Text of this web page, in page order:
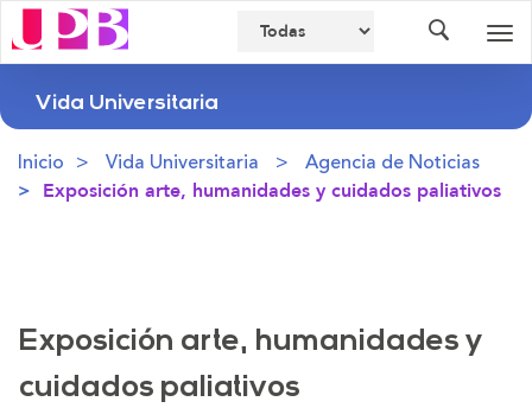
Vida Universitaria
Inicio Vida Universitaria Agencia de Noticias
Exposición arte, humanidades y cuidados paliativos
Exposición arte, humanidades y
cuidados paliativos